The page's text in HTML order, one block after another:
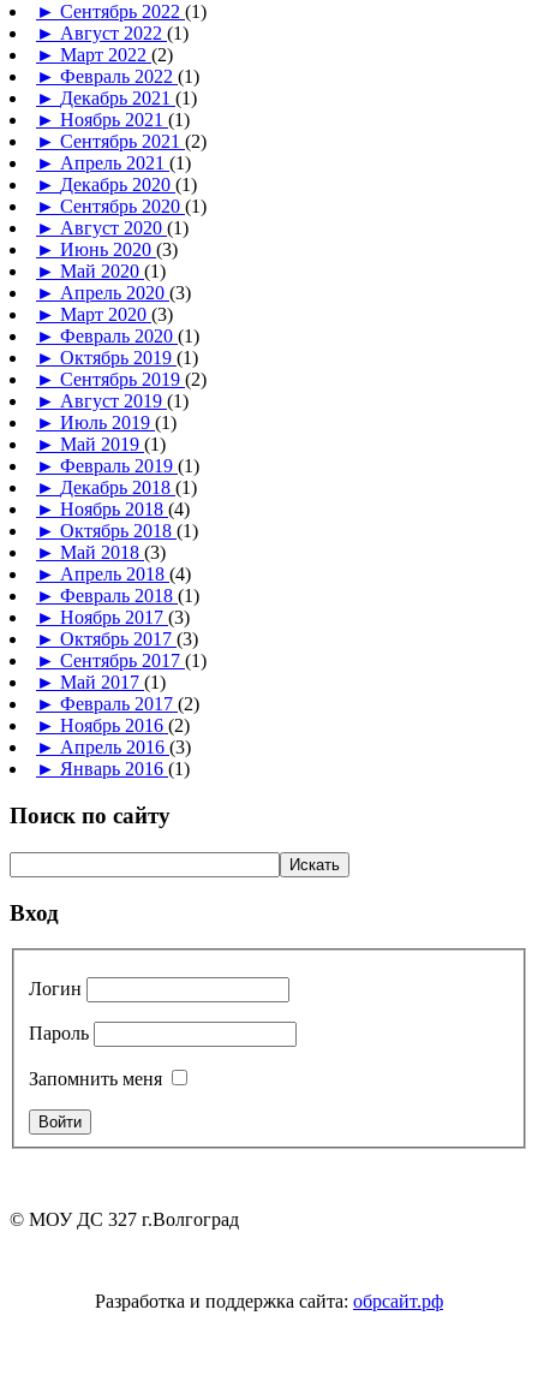
► Сентябрь 2022 (1)
► Август 2022 (1)
► Март 2022 (2)
► Февраль 2022 (1)
► Декабрь 2021 (1)
► Ноябрь 2021 (1)
► Сентябрь 2021 (2)
► Апрель 2021 (1)
► Декабрь 2020 (1)
► Сентябрь 2020 (1)
► Август 2020 (1)
► Июнь 2020 (3)
► Май 2020 (1)
► Апрель 2020 (3)
► Март 2020 (3)
► Февраль 2020 (1)
► Октябрь 2019 (1)
► Сентябрь 2019 (2)
► Август 2019 (1)
► Июль 2019 (1)
► Май 2019 (1)
► Февраль 2019 (1)
► Декабрь 2018 (1)
► Ноябрь 2018 (4)
► Октябрь 2018 (1)
► Май 2018 (3)
► Апрель 2018 (4)
► Февраль 2018 (1)
► Ноябрь 2017 (3)
► Октябрь 2017 (3)
► Сентябрь 2017 (1)
► Май 2017 (1)
► Февраль 2017 (2)
► Ноябрь 2016 (2)
► Апрель 2016 (3)
► Январь 2016 (1)
Поиск по сайту
Вход
Логин
Пароль
Запомнить меня
© МОУ ДС 327 г.Волгоград
Разработка и поддержка сайта: обрсайт.рф